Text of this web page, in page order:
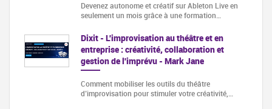
Devenez autonome et créatif sur Ableton Live en
seulement un mois grâce à une formation…
Dixit - L'improvisation au théâtre et en
entreprise : créativité, collaboration et
gestion de l'imprévu - Mark Jane
Comment mobiliser les outils du théâtre
d’improvisation pour stimuler votre créativité,…